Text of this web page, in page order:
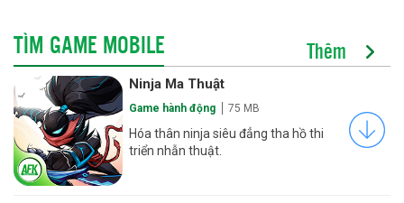
TÌM GAME MOBILE Thêm
Ninja Ma Thuật
Game hành động 75 MB
Hóa thân ninja siêu đẳng tha hồ thi
triển nhẫn thuật.